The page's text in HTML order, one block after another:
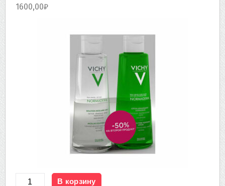
1600,00₽
КоличествоВ корзину